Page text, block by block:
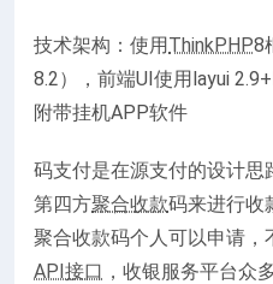
技术架构：使用ThinkPHP8
8.2），前端UI使用layui
附带挂机APP软件
码支付是在源支付的设计
第四方聚合收款码来进行收
聚合收款码个人可以申请
API接口 ，收银服务平台众